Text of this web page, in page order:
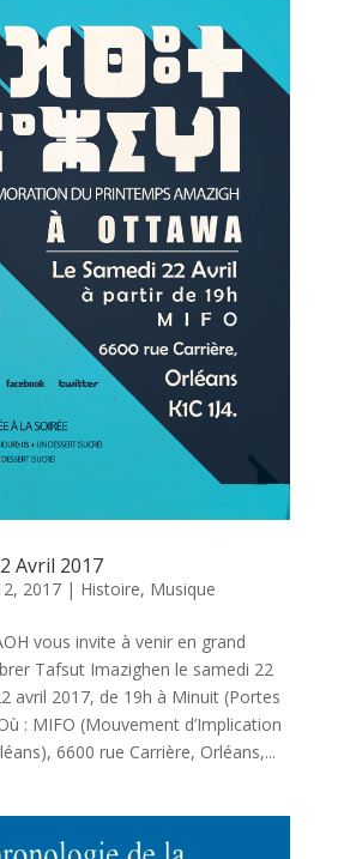
Avril 2017
2017| Histoire, Musique
vous invite à venir en grand
Tafsut Imazighen le samedi 22
avril 2017, de 19h à Minuit (Portes
: MIFO (Mouvement d’Implication
6600 rue Carrière, Orléans,...